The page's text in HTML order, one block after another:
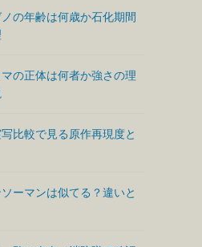
の年齢は何歳か石化期間
の正体は何者か強さの理
比較で見る原作再現度と
ーマンは似てる？違いと